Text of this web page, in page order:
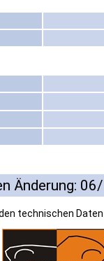
Änderung:
technischen